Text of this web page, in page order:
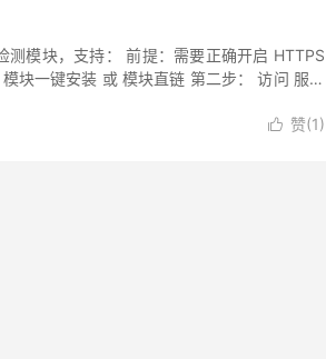
测模块，支持： 前提：需要正确开启 HTTPS
块一键安装 或 模块直链 第二步： 访问 服务
 赞(1)